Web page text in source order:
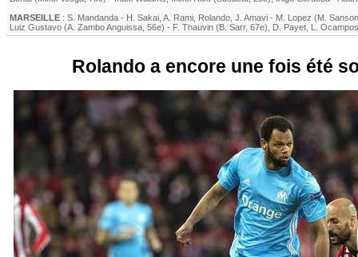
MARSEILLE : S. Mandanda - H. Sakai A. Rami Rolando J. Amavi - M. Lopez (M. Sanson
Luiz Gustavo (A. Zambo Anguissa , 56e) - F. Thauvin (B. Sarr, 67e) D. Payet L. Ocampos
Rolando a encore une fois été